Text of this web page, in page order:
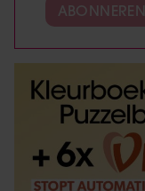
ABONNEREN